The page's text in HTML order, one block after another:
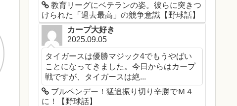
教育リーグにベテランの姿。彼らに突きつ
けられた「過去最高」の競争意識【野球話】
カープ大好き
2025.09.05
タイガースは優勝マジック4でもうやばい
ことになってきました。今日からはカープ
戦ですが、タイガースは絶...
ブルペンデー！猛追振り切り辛勝でＭ４
に！【野球話】